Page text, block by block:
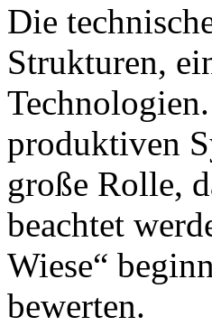
Die
Strukturen,
produktiven
große Rolle,
beachtet
Wiese“
bewerten.